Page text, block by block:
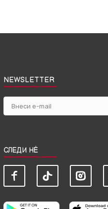
NEWSLETTER
СЛЕДИ НЀ